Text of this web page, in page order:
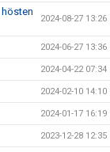
2024-08-27 13:26
2024-06-27 13:36
2024-04-22 07:34
2024-02-10 14:10
2024-01-17 16:19
2023-12-28 12:35